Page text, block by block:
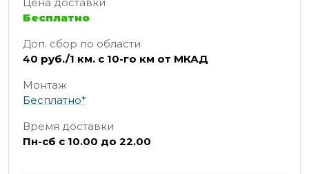
Бесплатно
Доп. сбор по области
40 руб./1 км. с 10-го км от МКАД
Монтаж
Бесплатно*
Время доставки
Пн-сб с 10.00 до 22.00